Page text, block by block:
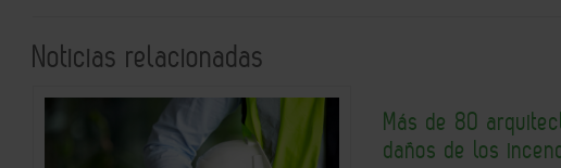
Noticias relacionadas
Más de 80
daños de los